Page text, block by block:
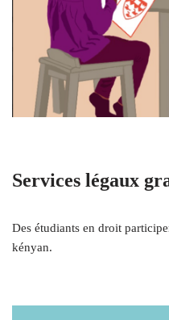
Services légaux
Des étudiants en droit
kényan.